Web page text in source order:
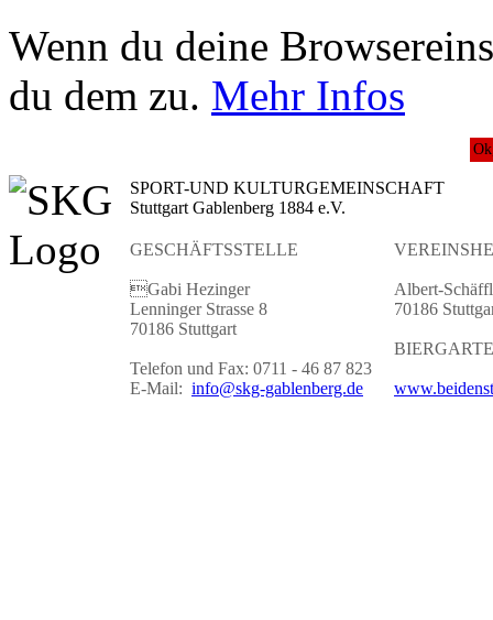
Wenn du deine
du dem zu. Mehr Infos
SPORT-UND KULTURGEMEINSCHAFT
Stuttgart Gablenberg 1884 e.V.
GESCHÄFTSSTELLE
Gabi Hezinger
Lenninger Strasse 8
70186 Stuttgart
Telefon und Fax: 0711 - 46 87 823
E-Mail: info@skg-gablenberg.de
Albert-
70186